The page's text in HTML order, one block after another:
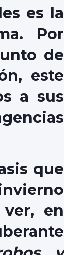
es la
Por
de
este
a sus
que
en